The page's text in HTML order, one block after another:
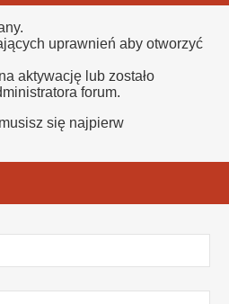
uprawnień aby otworzyć
aktywację lub zostało
forum.
się najpierw